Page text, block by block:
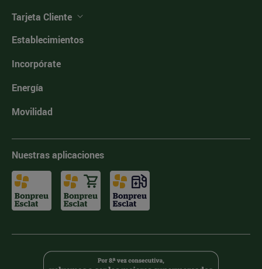
Tarjeta Cliente
Establecimientos
Incorpórate
Energía
Movilidad
Nuestras aplicaciones